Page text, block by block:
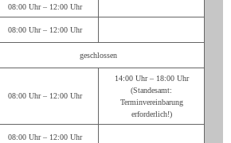
08:00 Uhr – 12:00 Uhr
08:00 Uhr – 12:00 Uhr
geschlossen
08:00 Uhr – 12:00 Uhr
14:00 Uhr – 18:00 Uhr
(Standesamt:
Terminvereinbarung
erforderlich!)
08:00 Uhr – 12:00 Uhr